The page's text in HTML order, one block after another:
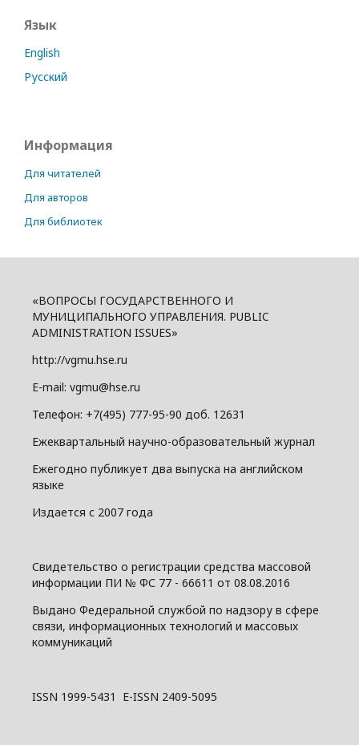
Язык
English
Русский
Информация
Для читателей
Для авторов
Для библиотек
«ВОПРОСЫ ГОСУДАРСТВЕННОГО И
МУНИЦИПАЛЬНОГО УПРАВЛЕНИЯ. PUBLIC
ADMINISTRATION ISSUES»
http://vgmu.hse.ru
E-mail: vgmu@hse.ru
Телефон: +7(495) 777-95-90 доб. 12631
Ежеквартальный научно-образовательный журнал
Ежегодно публикует два выпуска на английском
языке
Издается с 2007 года
Свидетельство о регистрации средства массовой
информации ПИ № ФС 77 - 66611 от 08.08.2016
Выдано Федеральной службой по надзору в сфере
связи, информационных технологий и массовых
коммуникаций
ISSN 1999-5431 E-ISSN 2409-5095